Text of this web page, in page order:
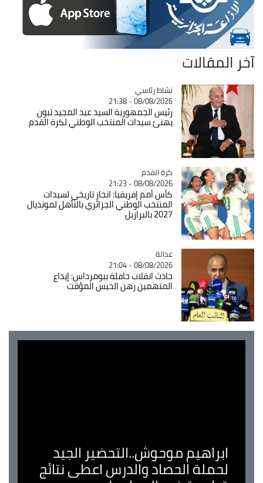
آخر المقالات
Catégorie
نشاط رئاسي
08/08/2026 - 21:38
رئيس الجمهورية السيد عبد المجيد تبون
يهنئ سيدات المنتخب الوطني لكرة القدم
Catégorie
كرة القدم
08/08/2026 - 21:23
كأس أمم إفريقيا: انجاز تاريخي لسيدات
المنتخب الوطني الجزائري بالتأهل لمونديال
2027 بالبرازيل
Catégorie
عدالة
08/08/2026 - 21:04
حادث انقلاب حافلة ببومرداس: إيداع
المتهمين رهن الحبس المؤقت
ابراهيم موحوش..التحضير الجيد
لحملة الحصاد والدرس اعطى نتائج